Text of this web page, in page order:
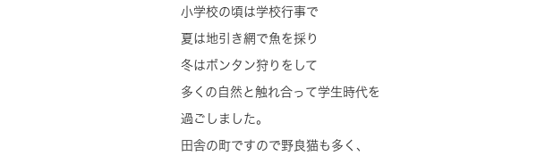
小学校の頃は学校行事で
夏は地引き網で魚を採り
冬はボンタン狩りをして
多くの自然と触れ合って学生時代を
過ごしました。
田舎の町ですので野良猫も多く、